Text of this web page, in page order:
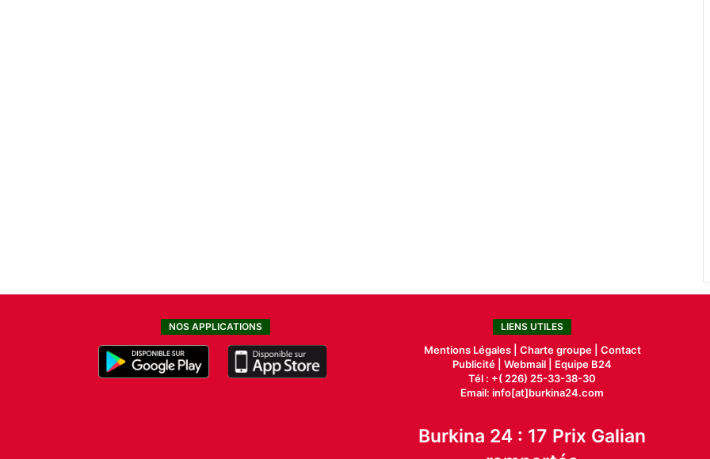
NOS APPLICATIONS LIENS UTILES
Mentions Légales | Charte groupe | Contact
Publicité |Webmail |
Equipe B24
Tél : +( 226) 25-33-38-30
Email: info[at]burkina24.com
Burkina 24 : 17 Prix Galian